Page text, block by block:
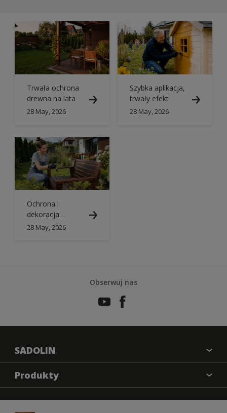
Trwała ochrona
drewna na lata
28 May, 2026
Szybka aplikacja,
trwały efekt
28 May, 2026
Ochrona i
dekoracja
drewna
28 May, 2026
Obserwuj nas
SADOLIN
O nas
Kontakt
Mapa strony
Produkty
Impregnat